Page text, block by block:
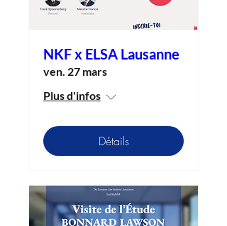
NKF x ELSA Lausanne
ven. 27 mars
Plus d'infos
Détails